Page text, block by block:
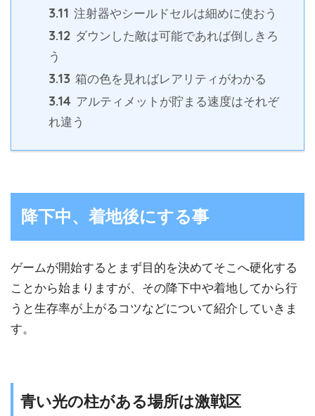
3.11 注射器やシールドセルは細めに使おう
3.12 ダウンした敵は可能であれば倒しきろ
う
3.13 箱の色を見ればレアリティがわかる
3.14 アルティメットが貯まる速度はそれぞ
れ違う
降下中、着地後にする事
ゲームが開始するとまず目的を決めてそこへ硬化する
ことから始まりますが、その降下中や着地してから行
うと生存率が上がるコツなどについて紹介していきま
す。
青い光の柱がある場所は激戦区